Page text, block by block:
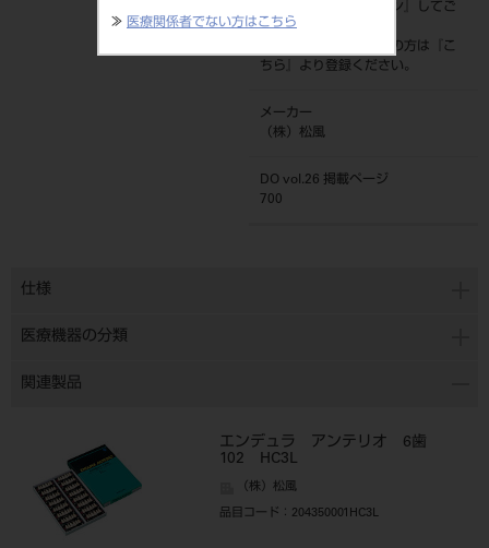
≫ 医療関係者でない方はこちら
ログイン
』してご
覧ください。
ネット会員登録がまだの方は『
こ
ちら
』より登録ください。
メーカー
（株）松風
DO vol.26 掲載ページ
700
仕様
医療機器の分類
関連製品
エンデュラ アンテリオ 6歯
102 HC3L
（株）松風
品目コード ：204350001HC3L